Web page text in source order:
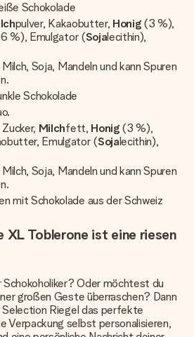
Schokolade
pulver, Kakaobutter, Honig(3 %),
%), Emulgator (Sojalecithin),
Soja, Mandeln und kann Spuren
Schokolade
Milchfett, Honig(3 %),
Emulgator (Sojalecithin),
Soja, Mandeln und kann Spuren
mit Schokolade aus der Schweiz
XL Toblerone ist eine riesen
Oder möchtest du
großen Geste überraschen? Dann
Riegel das perfekte
Verpackung selbst personalisieren,